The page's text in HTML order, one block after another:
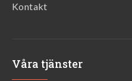
Kontakt
Våra tjänster